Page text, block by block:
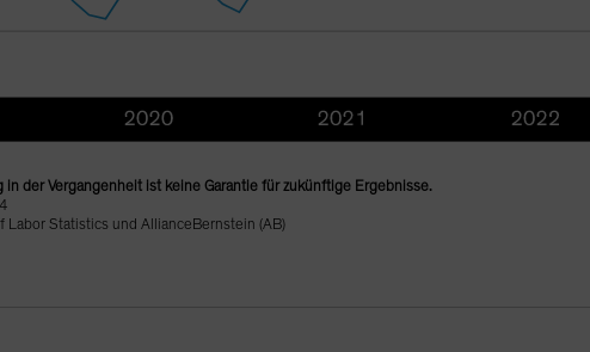
in der Vergangenheit ist keine Garantie für zukünftige Ergebnisse.
Labor Statistics und AllianceBernstein (AB)